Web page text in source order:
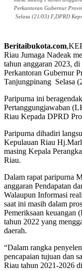
Perkantoran Gubernur
Selasa (21/03) F,DPRD
Beritaibukota.com
Riau Jumaga Nadeak
tahun anggaran 2023,
Perkantoran Gubernur
Tanjungpinang Selasa
Paripurna ini
Pertanggungjawaban
Riau Kepada DPRD
Paripurna dihadiri
Kepulauan Riau
masing Kepala
Riau.
Dalam rapat paripurna
anggaran Pendapatan
Walaupun Informasi
saat ini masih dalam
Pemeriksaan
tahun 2022 yang
daerah.
“Dalam rangka
pencapaian tujuan dan
Riau tahun 2021-2026